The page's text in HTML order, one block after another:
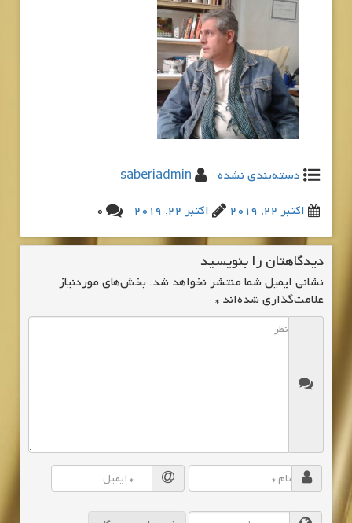
دسته‌بندی نشده
saberiadmin
اکتبر 22, 2019
اکتبر 22, 2019 0
دیدگاهتان را بنویسید
نشانی ایمیل شما منتشر نخواهد شد. بخش‌های موردنیاز
علامت‌گذاری شده‌اند *